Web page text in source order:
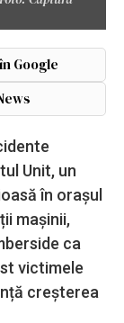
Google
Unit, un
în orașul
mașinii,
ca
victimele
creșterea